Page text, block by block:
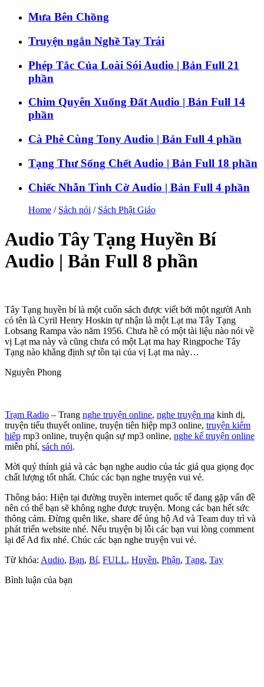
Mưa Bên Chồng
Truyện ngắn Nghề Tay Trái
Phép Tắc Của Loài Sói Audio | Bản Full 21
phần
Chim Quyên Xuống Đất Audio | Bản Full 14
phần
Cà Phê Cùng Tony Audio | Bản Full 4 phần
Tạng Thư Sống Chết Audio | Bản Full 18 phần
Chiếc Nhẫn Tình Cờ Audio | Bản Full 4 phần
Home / Sách nói / Sách Phật Giáo
Audio Tây Tạng Huyền Bí
Audio | Bản Full 8 phần
Tây Tạng huyền bí là một cuốn sách được viết bởi một người Anh
có tên là Cyril Henry Hoskin tự nhận là một Lạt ma Tây Tạng
Lobsang Rampa vào năm 1956. Chưa hề có một tài liệu nào nói về
vị Lạt ma này và cũng chưa có một Lạt ma hay Ringpoche Tây
Tạng nào khẳng định sự tồn tại của vị Lạt ma này…
Nguyên Phong
Trạm Radio – Trang nghe truyện online, nghe truyện ma kinh dị,
truyện tiểu thuyết online, truyện tiên hiệp mp3 online, truyện kiếm
hiêp mp3 online, truyện quận sự mp3 online, nghe kể truyện online
miễn phí, sách nói.
Mời quý thính giả và các bạn nghe audio của tác giả qua giọng đọc
chất lượng tốt nhất. Chúc các bạn nghe truyện vui vẻ.
Thông báo: Hiện tại đường truyền internet quốc tế đang gặp vấn đề
nên có thể bạn sẽ không nghe được truyện. Mong các bạn hết sức
thông cảm. Đừng quên like, share để ủng hộ Ad và Team duy trì và
phát triển website nhé. Nếu truyện bị lỗi các bạn vui lòng comment
lại để Ad fix nhé. Chúc các bạn nghe truyện vui vẻ.
Từ khóa: Audio, Bạn, Bí, FULL, Huyền, Phận, Tạng, Tay
Bình luận của bạn